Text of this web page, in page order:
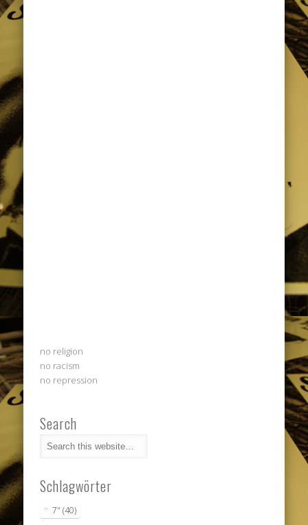
no religion
no racism
no repression
Search
Schlagwörter
7" (40)